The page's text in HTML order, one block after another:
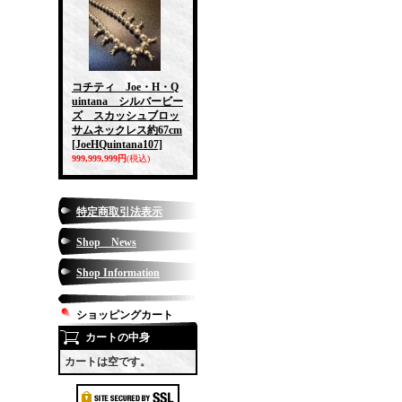
コチティ Joe・H・Q
uintana シルバービー
ズ スカッシュブロッ
サムネックレス約67cm
[JoeHQuintana107]
999,999,999円(税込)
特定商取引法表示
Shop News
Shop Information
ショッピングカート
カートの中身
カートは空です。